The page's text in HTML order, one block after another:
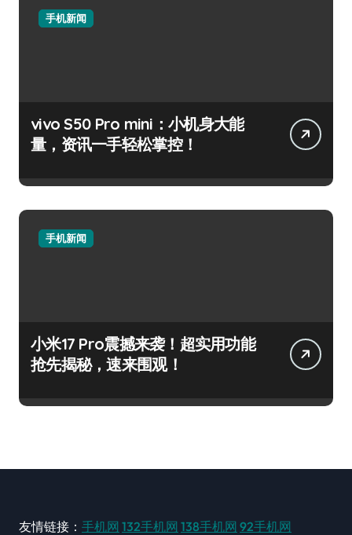
手机新闻
vivo S50 Pro mini：小机身大能
量，资讯一手轻松掌控！
手机新闻
小米17 Pro震撼来袭！超实用功能
抢先揭秘，速来围观！
友情链接： 手机网 132手机网 138手机网 92手机网